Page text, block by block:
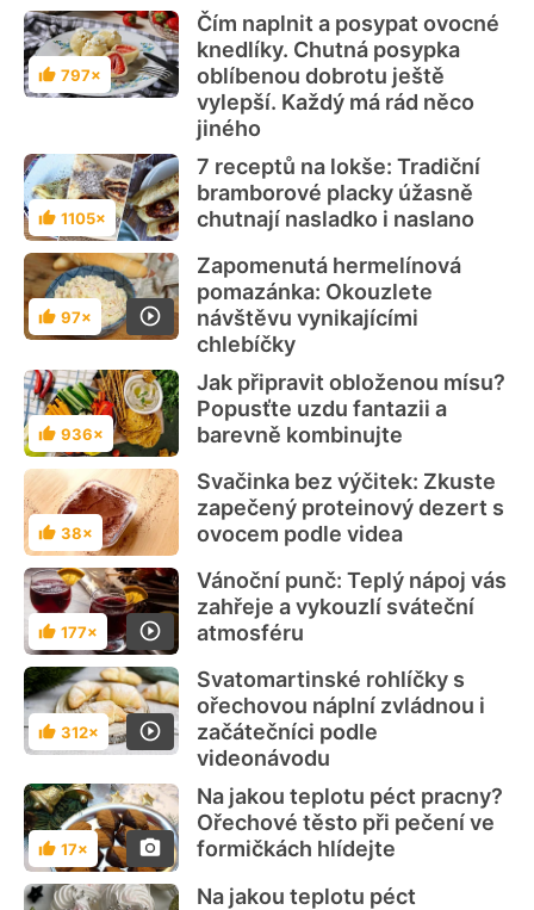
Hodnocení
797×
Čím naplnit a posypat ovocné
knedlíky. Chutná posypka
oblíbenou dobrotu ještě
vylepší. Každý má rád něco
jiného
Hodnocení
1105×
7 receptů na lokše: Tradiční
bramborové placky úžasně
chutnají nasladko i naslano
Hodnocení
97×
Zapomenutá hermelínová
pomazánka: Okouzlete
návštěvu vynikajícími
chlebíčky
Hodnocení
936×
Jak připravit obloženou mísu?
Popusťte uzdu fantazii a
barevně kombinujte
Hodnocení
38×
Svačinka bez výčitek: Zkuste
zapečený proteinový dezert s
ovocem podle videa
Hodnocení
177×
Vánoční punč: Teplý nápoj vás
zahřeje a vykouzlí sváteční
atmosféru
Hodnocení
312×
Svatomartinské rohlíčky s
ořechovou náplní zvládnou i
začátečníci podle
videonávodu
Hodnocení
17×
Na jakou teplotu péct pracny?
Ořechové těsto při pečení ve
formičkách hlídejte
Na jakou teplotu péct